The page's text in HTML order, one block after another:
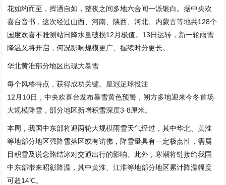
花如约而至，挥洒自如，整夜之间多地六合间一派银白。据中央欢
喜台音书，这次经过山西、河南、陕西、河北、内蒙古等地共128个
国度欢喜不雅测站日降水量破损12月极值。13日运转，新一轮雨雪
降温又将开启，何况影响规模更广、握续时分更长。
华北黄淮部分地区出现大暴雪
每个风格特点，获得成功关键。 皇冠足球投注
12月10日，中央欢喜台发布暴雪黄色预警，朔方多地迎来今冬首场
大规模降雪，部分地区新增积雪深度3-8厘米。
本周，我国中东部将迎两轮大规模雨雪天气经过，其中华北、黄淮
等地部分地区强降雪落区或有访佛，降雪量具有一定极点性，需属
目积雪及说念路结冰对交通出行的影响。此外，寒潮将链接给我国
中东部带来昭彰降温，其中黄淮、江淮等地部分地区累计降温幅度
可超14℃。